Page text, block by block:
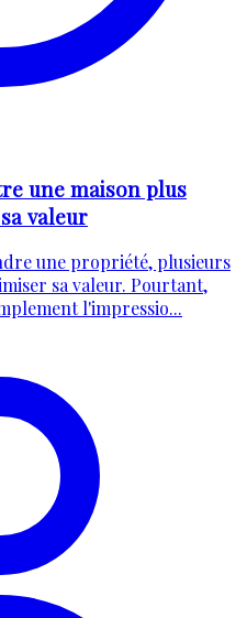
une maison plus
valeur
une propriété, plusieurs
sa valeur. Pourtant,
l'impressio...